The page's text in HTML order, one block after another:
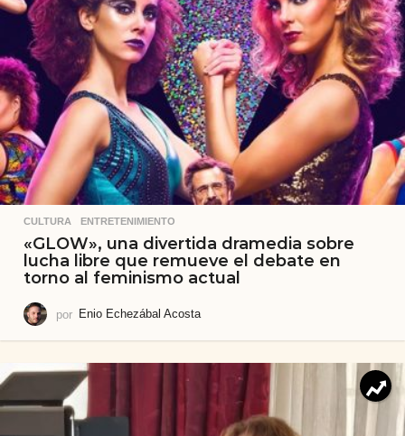
CULTURA ,ENTRETENIMIENTO
«GLOW», una divertida dramedia sobre
lucha libre que remueve el debate en
torno al feminismo actual
por Enio Echezábal Acosta